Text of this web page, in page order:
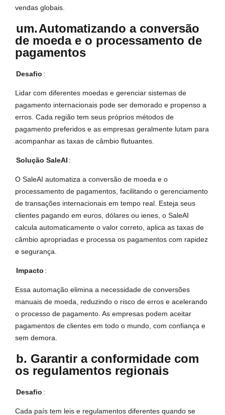
vendas globais.
um.Automatizando a conversão
de moeda e o processamento de
pagamentos
Desafio :
Lidar com diferentes moedas e gerenciar sistemas de
pagamento internacionais pode ser demorado e propenso a
erros. Cada região tem seus próprios métodos de
pagamento preferidos e as empresas geralmente lutam para
acompanhar as taxas de câmbio flutuantes.
Solução SaleAI :
O SaleAI automatiza a conversão de moeda e o
processamento de pagamentos, facilitando o gerenciamento
de transações internacionais em tempo real. Esteja seus
clientes pagando em euros, dólares ou ienes, o SaleAI
calcula automaticamente o valor correto, aplica as taxas de
câmbio apropriadas e processa os pagamentos com rapidez
e segurança.
Impacto :
Essa automação elimina a necessidade de conversões
manuais de moeda, reduzindo o risco de erros e acelerando
o processo de pagamento. As empresas podem aceitar
pagamentos de clientes em todo o mundo, com confiança e
sem demora.
b. Garantir a conformidade com
os regulamentos regionais
Desafio :
Cada país tem leis e regulamentos diferentes quando se